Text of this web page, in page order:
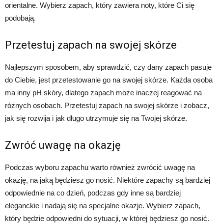
orientalne. Wybierz zapach, który zawiera noty, które Ci się
podobają.
Przetestuj zapach na swojej skórze
Najlepszym sposobem, aby sprawdzić, czy dany zapach pasuje
do Ciebie, jest przetestowanie go na swojej skórze. Każda osoba
ma inny pH skóry, dlatego zapach może inaczej reagować na
różnych osobach. Przetestuj zapach na swojej skórze i zobacz,
jak się rozwija i jak długo utrzymuje się na Twojej skórze.
Zwróć uwagę na okazję
Podczas wyboru zapachu warto również zwrócić uwagę na
okazję, na jaką będziesz go nosić. Niektóre zapachy są bardziej
odpowiednie na co dzień, podczas gdy inne są bardziej
eleganckie i nadają się na specjalne okazje. Wybierz zapach,
który będzie odpowiedni do sytuacji, w której będziesz go nosić.